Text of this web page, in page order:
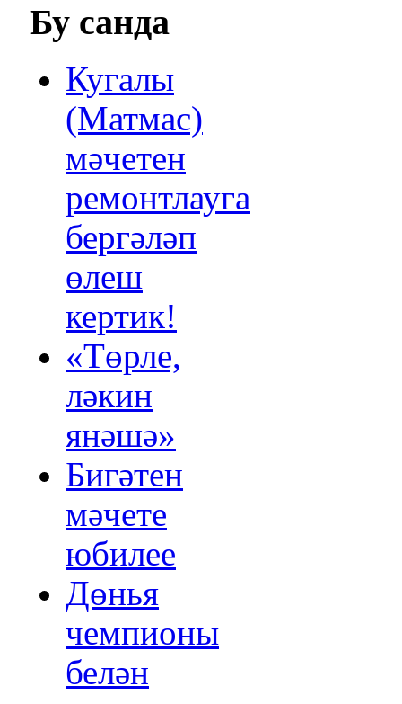
Бу санда
Кугалы
(Матмас)
мәчетен
ремонтлауга
бергәләп
өлеш
кертик!
«Төрле,
ләкин
янәшә»
Бигәтен
мәчете
юбилее
Дөнья
чемпионы
белән